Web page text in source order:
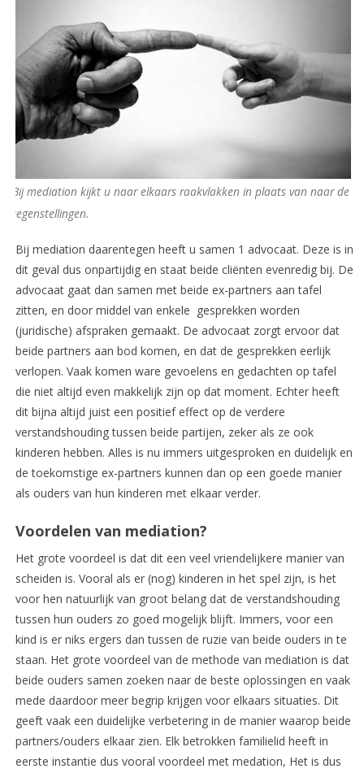
Bij mediation kijkt u naar elkaars raakvlakken in plaats van naar de
tegenstellingen.
Bij mediation daarentegen heeft u samen 1 advocaat. Deze is in
dit geval dus onpartijdig en staat beide cliënten evenredig bij. De
advocaat gaat dan samen met beide ex-partners aan tafel
zitten, en door middel van enkele gesprekken worden
(juridische) afspraken gemaakt. De advocaat zorgt ervoor dat
beide partners aan bod komen, en dat de gesprekken eerlijk
verlopen. Vaak komen ware gevoelens en gedachten op tafel
die niet altijd even makkelijk zijn op dat moment. Echter heeft
dit bijna altijd juist een positief effect op de verdere
verstandshouding tussen beide partijen, zeker als ze ook
kinderen hebben. Alles is nu immers uitgesproken en duidelijk en
de toekomstige ex-partners kunnen dan op een goede manier
als ouders van hun kinderen met elkaar verder.
Voordelen van mediation?
Het grote voordeel is dat dit een veel vriendelijkere manier van
scheiden is. Vooral als er (nog) kinderen in het spel zijn, is het
voor hen natuurlijk van groot belang dat de verstandshouding
tussen hun ouders zo goed mogelijk blijft. Immers, voor een
kind is er niks ergers dan tussen de ruzie van beide ouders in te
staan. Het grote voordeel van de methode van mediation is dat
beide ouders samen zoeken naar de beste oplossingen en vaak
mede daardoor meer begrip krijgen voor elkaars situaties. Dit
geeft vaak een duidelijke verbetering in de manier waarop beide
partners/ouders elkaar zien. Elk betrokken familielid heeft in
eerste instantie dus vooral voordeel met medation, Het is dus